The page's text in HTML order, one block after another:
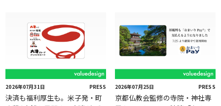
2026年07月31日 PRESS
決済も福利厚生も。米子発・町
2026年07月25日 PRESS
京都仏教会監修の寺院・神社専